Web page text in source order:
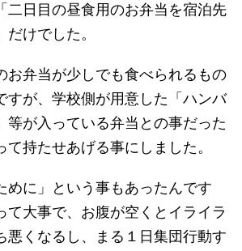
二日目の昼食用のお弁当を宿泊先
けでした。
お弁当が少しでも食べられるもの
すが、学校側が用意した「ハンバ
等が入っている弁当との事だった
持たせあげる事にしました。
めに」という事もあったんです
て大事で、お腹が空くとイライラ
悪くなるし、まる１日集団行動す